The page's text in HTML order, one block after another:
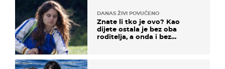
DANAS ŽIVI POVUČENO
Znate li tko je ovo? Kao
dijete ostala je bez oba
roditelja, a onda i bez